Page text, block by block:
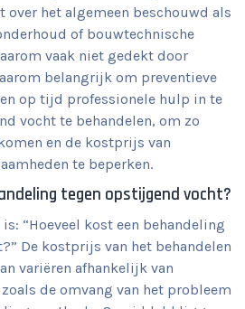
het algemeen beschouwd als
of bouwtechnische
vaak niet gedekt door
belangrijk om preventieve
op tijd professionele hulp in te
vocht te behandelen, om zo
en de kostprijs van
te beperken.
tegen opstijgend vocht?
“Hoeveel kost een behandeling
De kostprijs van het behandelen
variëren afhankelijk van
de omvang van het probleem